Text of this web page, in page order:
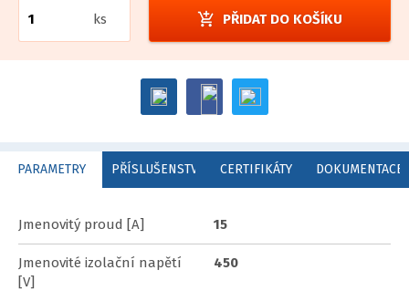
ks add_shopping_cart PŘIDAT DO KOŠÍKU
PARAMETRY PŘÍSLUŠENSTVÍ CERTIFIKÁTY DOKUMENTACE
Jmenovitý proud [A] 15
Jmenovité izolační napětí
[V]
450